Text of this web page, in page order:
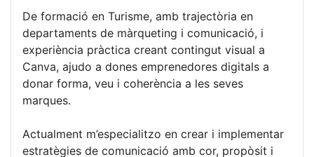
De formació en Turisme, amb trajectòria en
departaments de màrqueting i comunicació, i
experiència pràctica creant contingut visual a
Canva, ajudo a dones emprenedores digitals a
donar forma, veu i coherència a les seves
marques.
Actualment m’especialitzo en crear i implementar
estratègies de comunicació amb cor, propòsit i